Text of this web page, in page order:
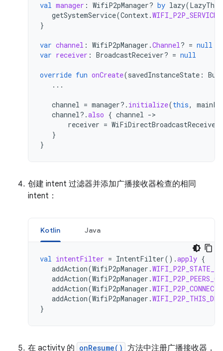
val manager : WifiP2pManager? by lazy(
getSystemService(Context.WIFI_P2P_SERVICE
}
var channel : WifiP2pManager .Channel? = null
var receiver : BroadcastReceiver? = null
override fun onCreate(savedInstanceState :
...
channel = manager?. initialize(this,
channel?.also { channel -
receiver = WiFiDirectBroadcastReceiver
}
}
创建 intent 过滤器并添加广播接收器检查的相同
intent：
Kotlin Java
val intentFilter = IntentFilter().apply {
addAction(WifiP2pManager .
addAction(WifiP2pManager .
addAction(WifiP2pManager .
addAction(WifiP2pManager .
}
在 activity 的 onResume() 方法中注册广播接收器，